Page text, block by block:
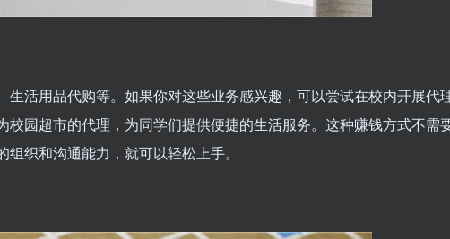
生活用品代购等。如果你对这些业务感兴趣，可以尝试在校内开展代
校园超市的代理，为同学们提供便捷的生活服务。这种赚钱方式不需
织和沟通能力，就可以轻松上手。